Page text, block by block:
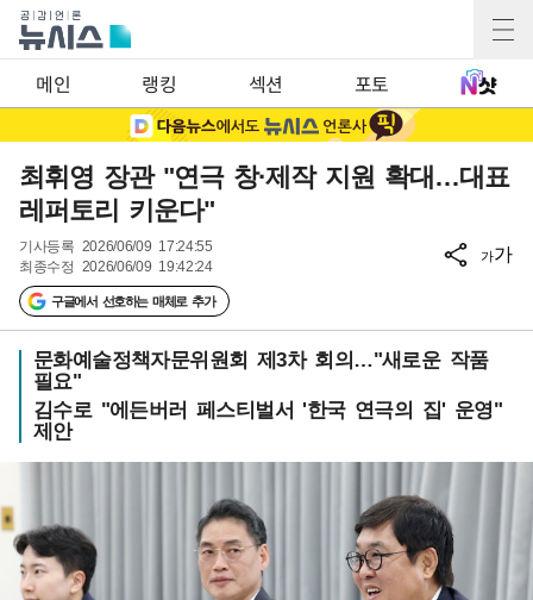
메인 랭킹 섹션 포토
최휘영 장관 "연극 창·제작 지원 확대…대표
레퍼토리 키운다"
기사등록 2026/06/09 17:24:55
최종수정 2026/06/09 19:42:24
구글에서 선호하는 매체로 추가
가가
문화예술정책자문위원회 제3차 회의…"새로운 작품
필요"
김수로 "에든버러 페스티벌서 '한국 연극의 집' 운영"
제안